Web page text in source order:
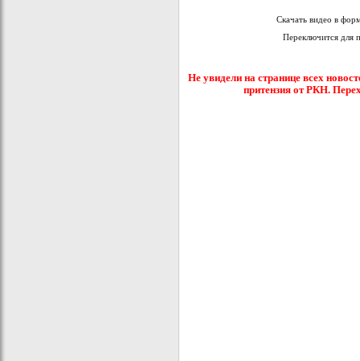
Скачать видео в
Переключится
Не увидели на странице всех
притензия от РКН.